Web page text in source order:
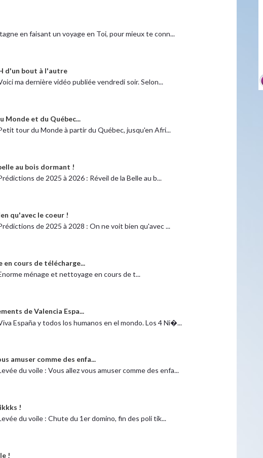
en faisant un voyage en Toi, pour mieux te conn...
d'un bout à l'autre
ma dernière vidéo publiée vendredi soir. Selon...
et du Québec...
tour du Monde à partir du Québec, jusqu'en Afri...
au bois dormant !
de 2025 à 2026 : Réveil de la Belle au b...
qu'avec le coeur !
de 2025 à 2028 : On ne voit bien qu'avec ...
en cours de télécharge...
ménage et nettoyage en cours de t...
de Valencia Espa...
España y todos los humanos en el mondo. Los 4 Ni�...
amuser comme des enfa...
du voile : Vous allez vous amuser comme des enfa...
!
du voile : Chute du 1er domino, fin des poli tik...
!